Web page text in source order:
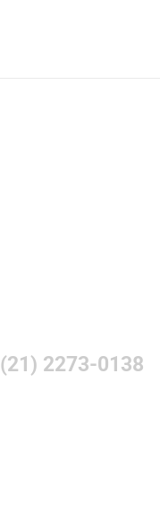
(21) 2273-0138